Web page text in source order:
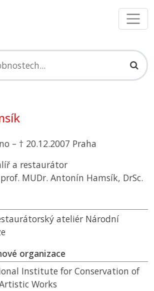
– † 20.12.2007 Praha
a restaurátor
MUDr. Antonín Hamsík, DrSc.
ateliér Národní
organizace
Institute for Conservation of
Works